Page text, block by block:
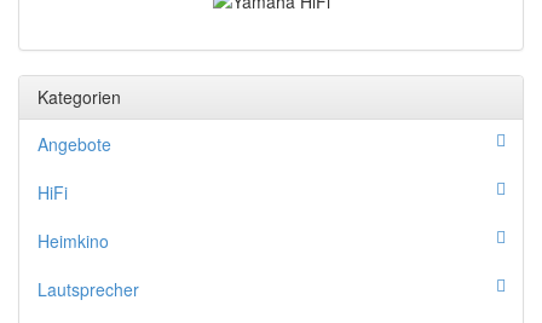
Kategorien
Angebote
HiFi
Heimkino
Lautsprecher